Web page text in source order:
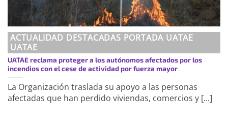
ACTUALIDAD DESTACADAS PORTADA UATAE
UATAE
UATAE reclama proteger a los autónomos afectados por los
incendios con el cese de actividad por fuerza mayor
La Organización traslada su apoyo a las personas
afectadas que han perdido viviendas, comercios y [...]